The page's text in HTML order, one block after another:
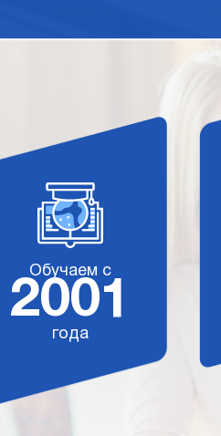
Обучаем с
2001
года